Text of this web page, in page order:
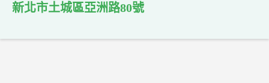
新北市土城區亞洲路80號